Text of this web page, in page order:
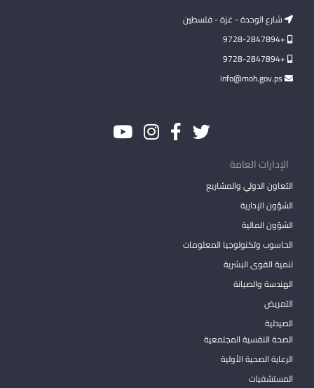
شارع الوحدة - غزة - فلسطين
+9728-2847894
+9728-2847894
الإدارات العامة
التعاون الدولي والمشاريع
الشؤون الإدارية
الشؤون المالية
الحاسوب وتكنولوجيا المعلومات
تنمية القوى البشرية
الهندسة والصيانة
التمريض
الصيدلية
الصحة النفسية المجتمعية
الرعاية الصحية الأولية
المستشفيات